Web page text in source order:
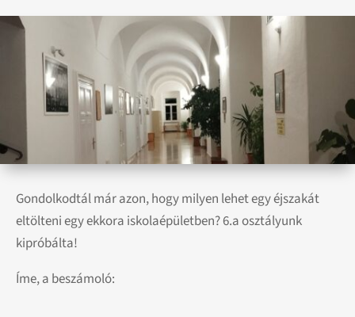
Gondolkodtál már azon, hogy milyen lehet egy éjszakát
eltölteni egy ekkora iskolaépületben? 6.a osztályunk
kipróbálta!
Íme, a beszámoló: